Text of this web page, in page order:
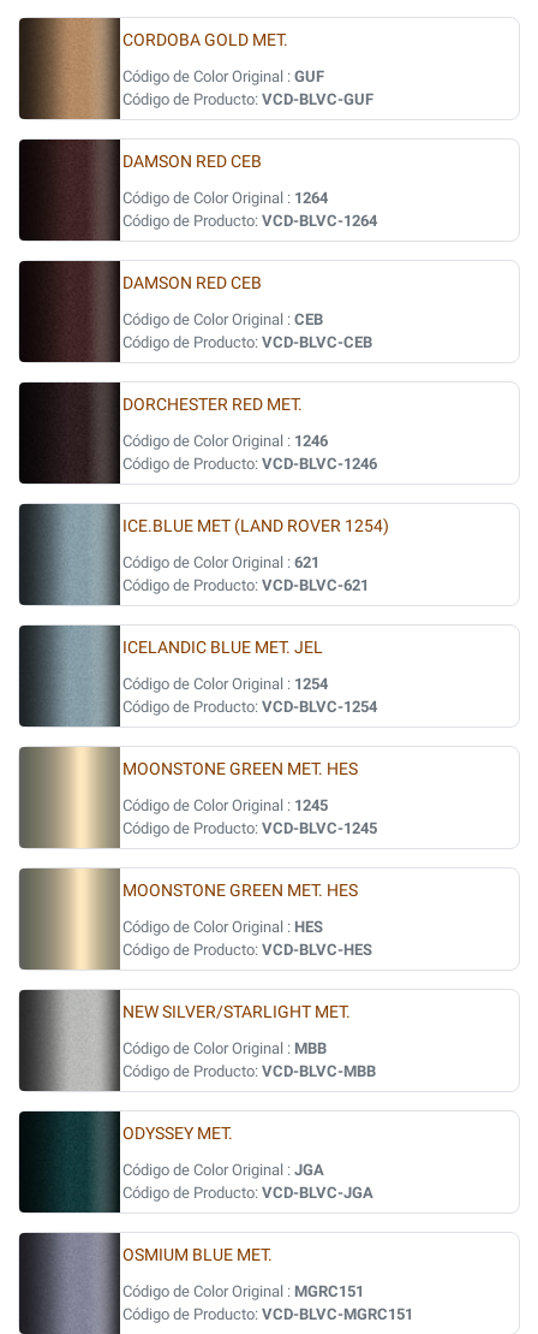
CORDOBA GOLD MET.
Código de Color Original : GUF
Código de Producto: VCD-BLVC-GUF
DAMSON RED CEB
Código de Color Original : 1264
Código de Producto: VCD-BLVC-1264
DAMSON RED CEB
Código de Color Original : CEB
Código de Producto: VCD-BLVC-CEB
DORCHESTER RED MET.
Código de Color Original : 1246
Código de Producto: VCD-BLVC-1246
ICE.BLUE MET (LAND ROVER 1254)
Código de Color Original : 621
Código de Producto: VCD-BLVC-621
ICELANDIC BLUE MET. JEL
Código de Color Original : 1254
Código de Producto: VCD-BLVC-1254
MOONSTONE GREEN MET. HES
Código de Color Original : 1245
Código de Producto: VCD-BLVC-1245
MOONSTONE GREEN MET. HES
Código de Color Original : HES
Código de Producto: VCD-BLVC-HES
NEW SILVER/STARLIGHT MET.
Código de Color Original : MBB
Código de Producto: VCD-BLVC-MBB
ODYSSEY MET.
Código de Color Original : JGA
Código de Producto: VCD-BLVC-JGA
OSMIUM BLUE MET.
Código de Color Original : MGRC151
Código de Producto: VCD-BLVC-MGRC151